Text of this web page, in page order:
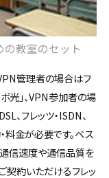
教室のセット
管理者の場合はフ
光」、VPN参加者の場
、フレッツ・ISDN、
料金が必要です。ベス
通信速度や通信品質を
契約いただけるフレッ